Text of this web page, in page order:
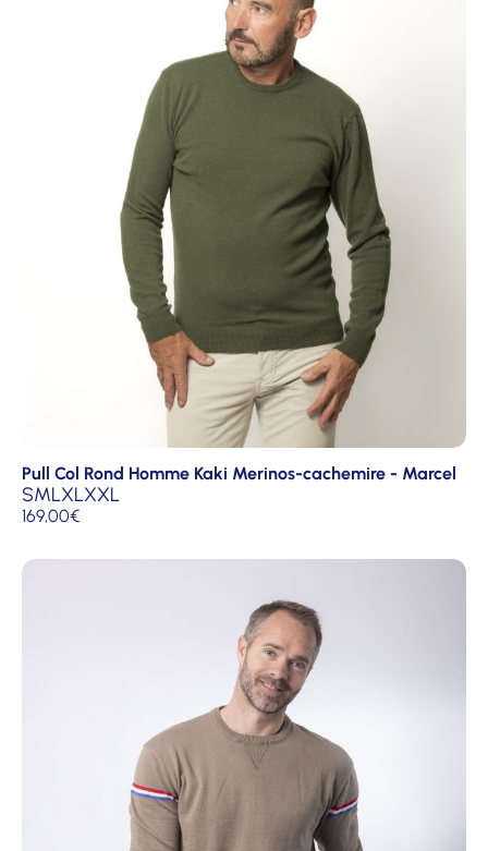
Pull Col Rond Homme Kaki Merinos-cachemire - Marcel
SMLXLXXL
169,00€